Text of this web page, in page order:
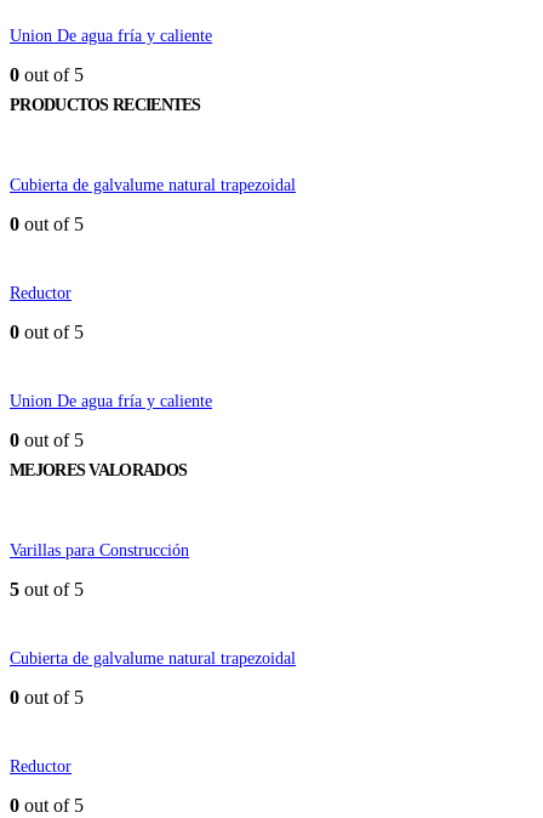
Union De agua fría y caliente
0 out of 5
PRODUCTOS RECIENTES
Cubierta de galvalume natural trapezoidal
0 out of 5
Reductor
0 out of 5
Union De agua fría y caliente
0 out of 5
MEJORES VALORADOS
Varillas para Construcción
5 out of 5
Cubierta de galvalume natural trapezoidal
0 out of 5
Reductor
0 out of 5